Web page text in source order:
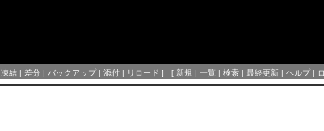
凍結 | 差分 | バックアップ| 添付 | リロード ] [ 新規 | 一覧 | 検索 | 最終更新 | ヘルプ|